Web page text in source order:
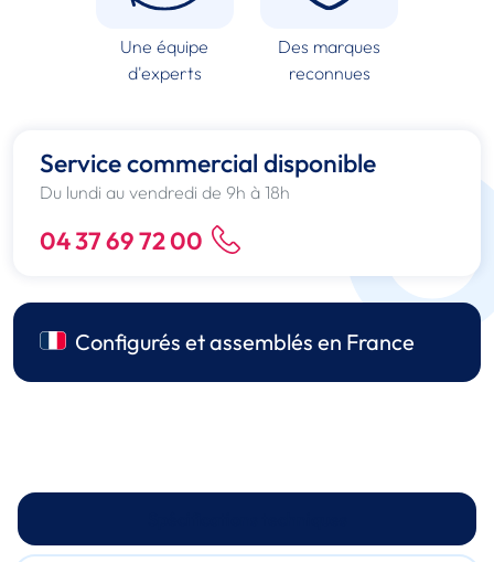
Une équipe
d'experts
Des marques
reconnues
Service commercial disponible
Du lundi au vendredi de 9h à 18h
04 37 69 72 00
Configurés et assemblés en France